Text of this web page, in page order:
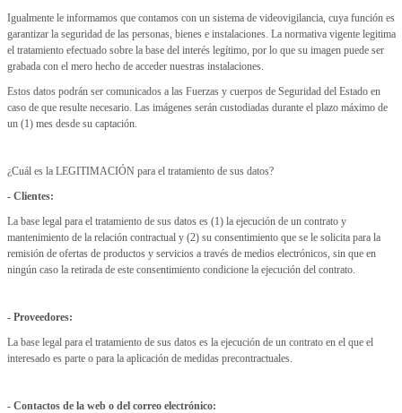
Igualmente le informamos que contamos con un sistema de videovigilancia, cuya función es
garantizar la seguridad de las personas, bienes e instalaciones. La normativa vigente legitima
el tratamiento efectuado sobre la base del interés legítimo, por lo que su imagen puede ser
grabada con el mero hecho de acceder nuestras instalaciones.
Estos datos podrán ser comunicados a las Fuerzas y cuerpos de Seguridad del Estado en
caso de que resulte necesario. Las imágenes serán custodiadas durante el plazo máximo de
un (1) mes desde su captación.
¿Cuál es la LEGITIMACIÓN para el tratamiento de sus datos?
- Clientes:
La base legal para el tratamiento de sus datos es (1) la ejecución de un contrato y
mantenimiento de la relación contractual y (2) su consentimiento que se le solicita para la
remisión de ofertas de productos y servicios a través de medios electrónicos, sin que en
ningún caso la retirada de este consentimiento condicione la ejecución del contrato.
- Proveedores:
La base legal para el tratamiento de sus datos es la ejecución de un contrato en el que el
interesado es parte o para la aplicación de medidas precontractuales.
- Contactos de la web o del correo electrónico: